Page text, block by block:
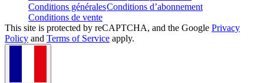
Conditions généralesConditions d’abonnement
Conditions de vente
This site is protected by reCAPTCHA, and the Google Privacy
Policy and Terms of Service apply.